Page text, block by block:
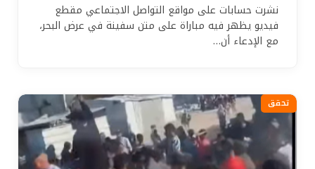
نشرت حسابات على مواقع التواصل الاجتماعي مقطع
فيديو يظهر فيه مباراة على متن سفينة في عرض البحر،
مع الإدعاء أن…
تحقق